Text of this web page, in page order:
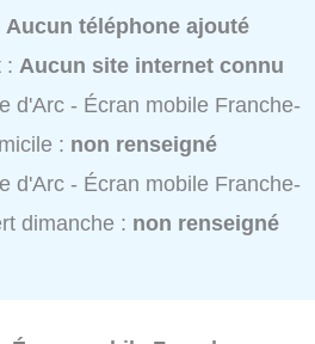
Aucun téléphone ajouté
: Aucun site internet connu
d'Arc - Écran mobile Franche-
: non renseigné
d'Arc - Écran mobile Franche-
dimanche : non renseigné